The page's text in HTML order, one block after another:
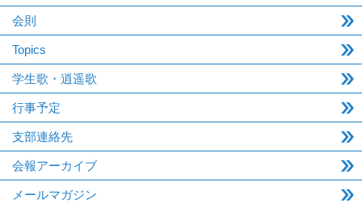
会則
Topics
学生歌・逍遥歌
行事予定
支部連絡先
会報アーカイブ
メールマガジン